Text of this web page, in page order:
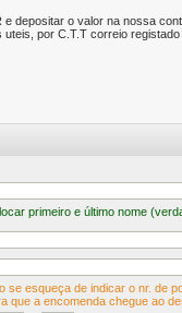
e depositar o valor na nossa
por C.T.T correio
primeiro e último nome
se esqueça de indicar o nr. de
que a encomenda chegue ao